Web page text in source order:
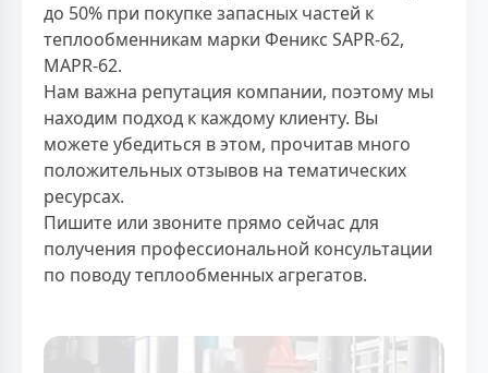
до 50% при покупке запасных частей к
теплообменникам марки Феникс SAPR-62,
MAPR-62.
Нам важна репутация компании, поэтому мы
находим подход к каждому клиенту. Вы
можете убедиться в этом, прочитав много
положительных отзывов на тематических
ресурсах.
Пишите или звоните прямо сейчас для
получения профессиональной консультации
по поводу теплообменных агрегатов.